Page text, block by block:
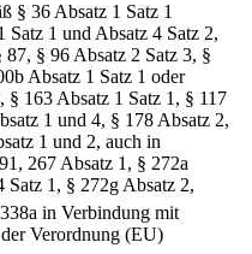
§ 36 Absatz 1 Satz 1
1 und Absatz 4 Satz 2,
§ 96 Absatz 2 Satz 3, §
Absatz 1 Satz 1 oder
§ 163 Absatz 1 Satz 1, § 117
1 und 4, § 178 Absatz 2,
1 und 2, auch in
267 Absatz 1, § 272a
Satz 1, § 272g Absatz 2,
in Verbindung mit
Verordnung (EU)